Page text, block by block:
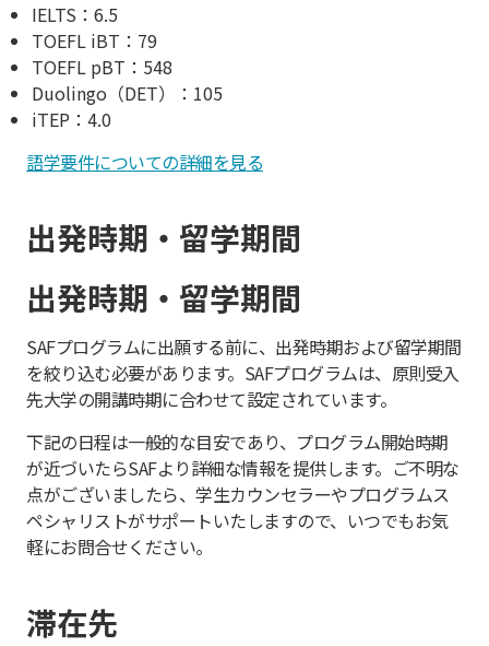
IELTS：6.5
TOEFL iBT：79
TOEFL pBT：548
Duolingo（DET）：105
iTEP：4.0
語学要件についての詳細を見る
出発時期・留学期間
出発時期・留学期間
SAFプログラムに出願する前に、出発時期および留学期間
を絞り込む必要があります。SAFプログラムは、原則受入
先大学の開講時期に合わせて設定されています。
下記の日程は一般的な目安であり、プログラム開始時期
が近づいたらSAFより詳細な情報を提供します。ご不明な
点がございましたら、学生カウンセラーやプログラムス
ペシャリストがサポートいたしますので、いつでもお気
軽にお問合せください。
滞在先